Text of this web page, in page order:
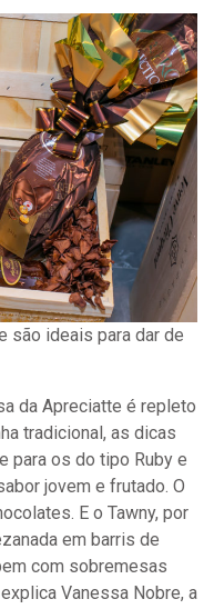
são ideais para dar de
da Apreciatte é repleto
tradicional, as dicas
para os do tipo Ruby e
jovem e frutado. O
E o Tawny, por
em barris de
com sobremesas
Vanessa Nobre, a